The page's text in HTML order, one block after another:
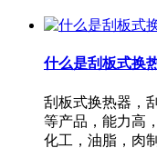
什么是刮板式换
刮板式换热器，
等产品，能力高
化工，油脂，肉